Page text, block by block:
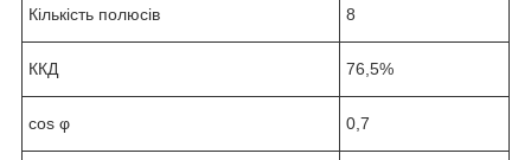
Кількість полюсів 8
ККД 76,5%
cos φ 0,7